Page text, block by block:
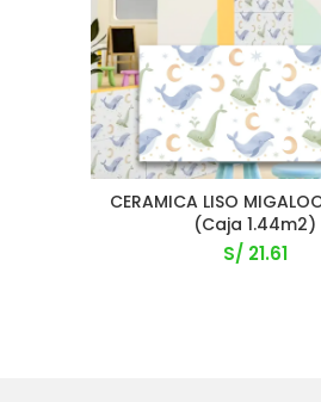
CERAMICA LISO
(Caja 1.44m2)
S/21.61